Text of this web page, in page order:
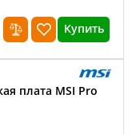
Купить
плата MSI Pro